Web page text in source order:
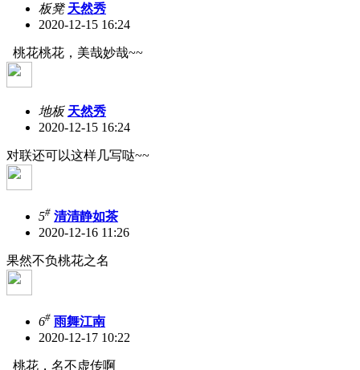
板凳 天然秀
2020-12-15 16:24
桃花桃花，美哉妙哉~~
地板 天然秀
2020-12-15 16:24
对联还可以这样几写哒~~
5# 清清静如茶
2020-12-16 11:26
果然不负桃花之名
6# 雨舞江南
2020-12-17 10:22
桃花，名不虚传啊